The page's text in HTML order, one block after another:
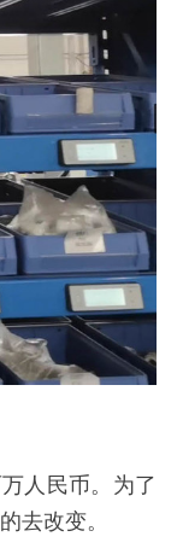
人民币。为了
去改变。